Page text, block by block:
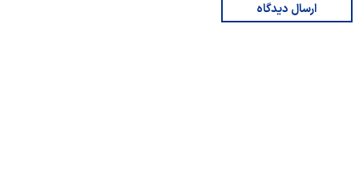
ارسال دیدگاه